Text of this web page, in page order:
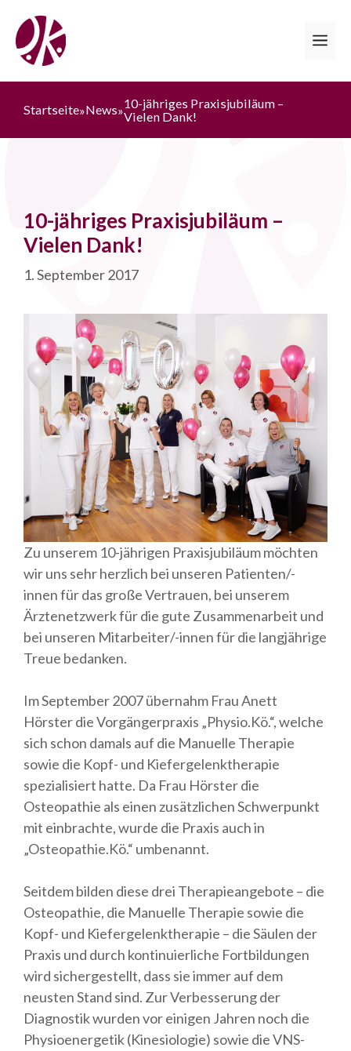
Inhalt
springen
Startseite»News»10-jähriges Praxisjubiläum –
Vielen Dank!
10-jähriges Praxisjubiläum –
Vielen Dank!
1. September 2017
Zu unserem 10-jährigen Praxisjubiläum möchten
wir uns sehr herzlich bei unseren Patienten/-
innen für das große Vertrauen, bei unserem
Ärztenetzwerk für die gute Zusammenarbeit und
bei unseren Mitarbeiter/-innen für die langjährige
Treue bedanken.
Im September 2007 übernahm Frau Anett
Hörster die Vorgängerpraxis „Physio.Kö.“, welche
sich schon damals auf die Manuelle Therapie
sowie die Kopf- und Kiefergelenktherapie
spezialisiert hatte. Da Frau Hörster die
Osteopathie als einen zusätzlichen Schwerpunkt
mit einbrachte, wurde die Praxis auch in
„Osteopathie.Kö.“ umbenannt.
Seitdem bilden diese drei Therapieangebote – die
Osteopathie, die Manuelle Therapie sowie die
Kopf- und Kiefergelenktherapie – die Säulen der
Praxis und durch kontinuierliche Fortbildungen
wird sichergestellt, dass sie immer auf dem
neusten Stand sind. Zur Verbesserung der
Diagnostik wurden vor einigen Jahren noch die
Physioenergetik (Kinesiologie) sowie die VNS-